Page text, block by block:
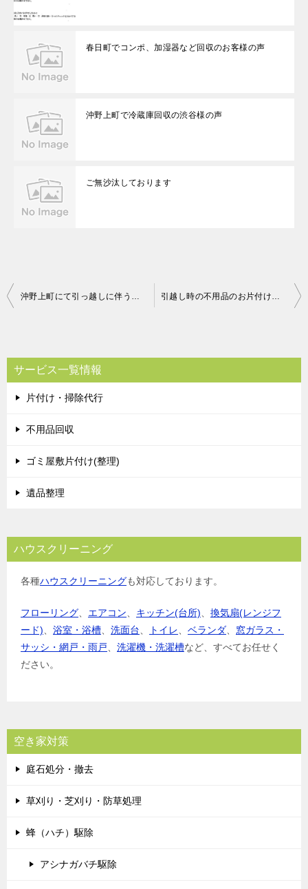
春日町でコンポ、加湿器など回収のお客様の声
沖野上町で冷蔵庫回収の渋谷様の声
ご無沙汰しております
投
ビ
ゲ
ー
シ
サービス一覧情報
片付け・掃除代行
不用品回収
ゴミ屋敷片付け(整理)
遺品整理
ハウスクリーニング
各種ハウスクリーニングも対応しております。
フローリング エアコン キッチン(台所)
換気扇(レンジフ
ード)
浴室・浴槽 洗面台 トイレ ベランダ
窓ガラス・
サッシ・網戸・雨戸
洗濯機・洗濯槽など、すべてお任せく
ださい。
空き家対策
庭石処分・撤去
草刈り・芝刈り・防草処理
蜂（ハチ）駆除
アシナガバチ駆除